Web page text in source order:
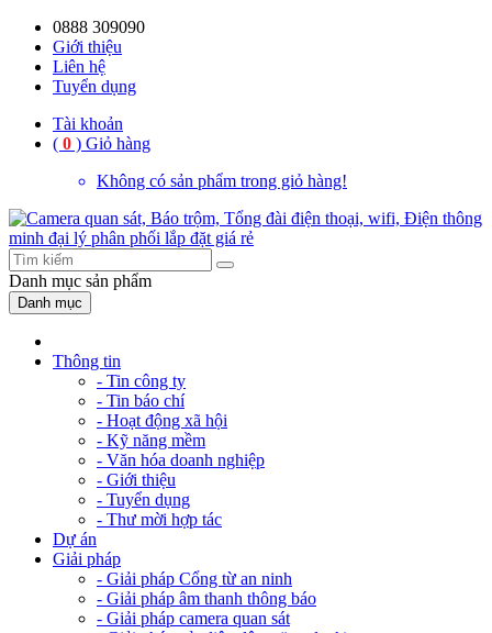
0888 309090
Giới thiệu
Liên hệ
Tuyển dụng
Tài khoản
( 0 ) Giỏ hàng
Không có sản phẩm trong giỏ hàng!
Danh mục sản phẩm
Danh mục
Thông tin
- Tin công ty
- Tin báo chí
- Hoạt động xã hội
- Kỹ năng mềm
- Văn hóa doanh nghiệp
- Giới thiệu
- Tuyển dụng
- Thư mời hợp tác
Dự án
Giải pháp
- Giải pháp Cổng từ an ninh
- Giải pháp âm thanh thông báo
- Giải pháp camera quan sát